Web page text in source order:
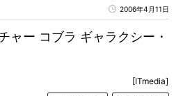
2006年4月11日
ャー コブラ ギャラクシー・
[ITmedia]